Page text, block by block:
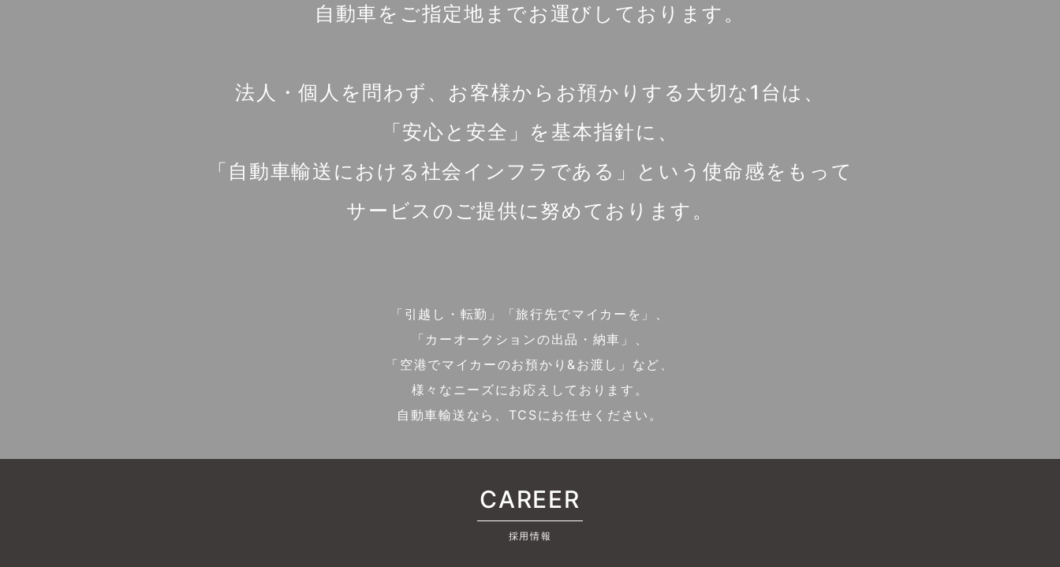
自動車をご指定地までお運びしております。
法人・個人を問わず、お客様からお預かりする大切な1台は、
「安心と安全」を基本指針に、
「自動車輸送における社会インフラである」という使命感をもって
サービスのご提供に努めております。
「引越し・転勤」「旅行先でマイカーを」、
「カーオークションの出品・納車」、
「空港でマイカーのお預かり&お渡し」など、
様々なニーズにお応えしております。
自動車輸送なら、TCSにお任せください。
CAREER
採用情報